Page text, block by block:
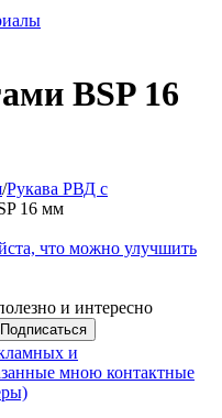
BSP 16
/Рукава РВД с
16 мм
что можно улучшить
и интересно
Подписаться
и
мною контактные